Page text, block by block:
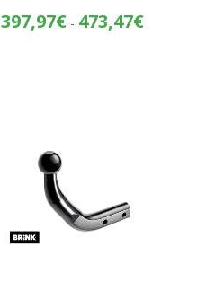
397,97€ - 473,47€Rango